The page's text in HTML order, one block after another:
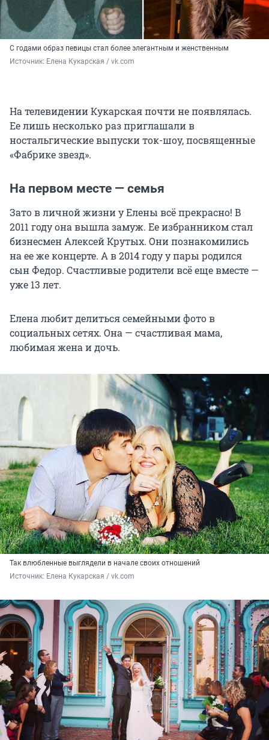
С годами образ певицы стал более элегантным и женственным
Источник: Елена Кукарская / vk.com
На телевидении Кукарская почти не появлялась.
Ее лишь несколько раз приглашали в
ностальгические выпуски ток-шоу, посвященные
«Фабрике звезд».
На первом месте — семья
Зато в личной жизни у Елены всё прекрасно! В
2011 году она вышла замуж. Ее избранником стал
бизнесмен Алексей Крутых. Они познакомились
на ее же концерте. А в 2014 году у пары родился
сын Федор. Счастливые родители всё еще вместе —
уже 13 лет.
Елена любит делиться семейными фото в
социальных сетях. Она — счастливая мама,
любимая жена и дочь.
Так влюбленные выглядели в начале своих отношений
Источник: Елена Кукарская / vk.com